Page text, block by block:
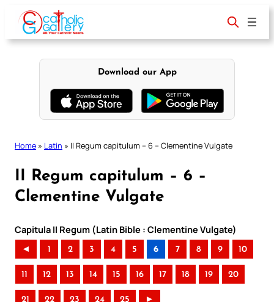
content
Download our App
Home » Latin » II Regum capitulum – 6 – Clementine Vulgate
II Regum capitulum – 6 –
Clementine Vulgate
Capitula II Regum (Latin Bible : Clementine Vulgate)
◄ 1 2 3 4 5 6 7 8 9 10
11 12 13 14 15 16 17 18 19 20
21 22 23 24 25 ►